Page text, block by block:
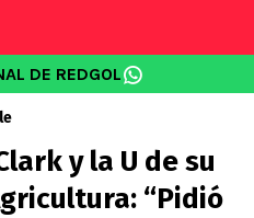
DE REDGOL
y la U de su
“Pidió